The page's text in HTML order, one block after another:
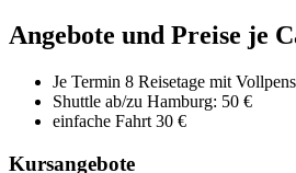
Angebote und Preise je
Je Termin 8 Reisetage mit
Shuttle ab/zu Hamburg: 50 €
einfache Fahrt 30 €
Kursangebote